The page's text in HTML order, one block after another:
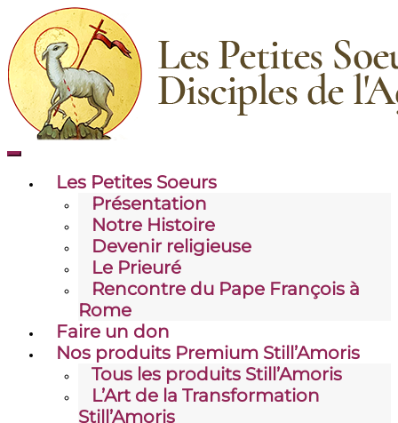
Toggle
mobileLes Petites Soeurs
Présentation
Notre Histoire
Devenir religieuse
Le Prieuré
Rencontre du Pape François à
Rome
Faire un don
Nos produits Premium Still’Amoris
Tous les produits Still’Amoris
L’Art de la Transformation
Still’Amoris